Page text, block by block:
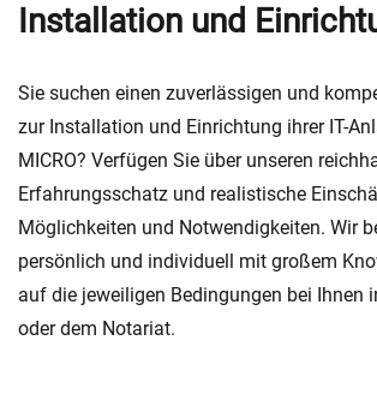
Installation und
Sie suchen einen zuverlässigen und
zur Installation und Einrichtung ihrer IT-
MICRO? Verfügen Sie über unseren
Erfahrungsschatz und realistische
Möglichkeiten und Notwendigkeiten. Wir
persönlich und individuell mit großem
auf die jeweiligen Bedingungen bei Ihnen
oder dem Notariat.